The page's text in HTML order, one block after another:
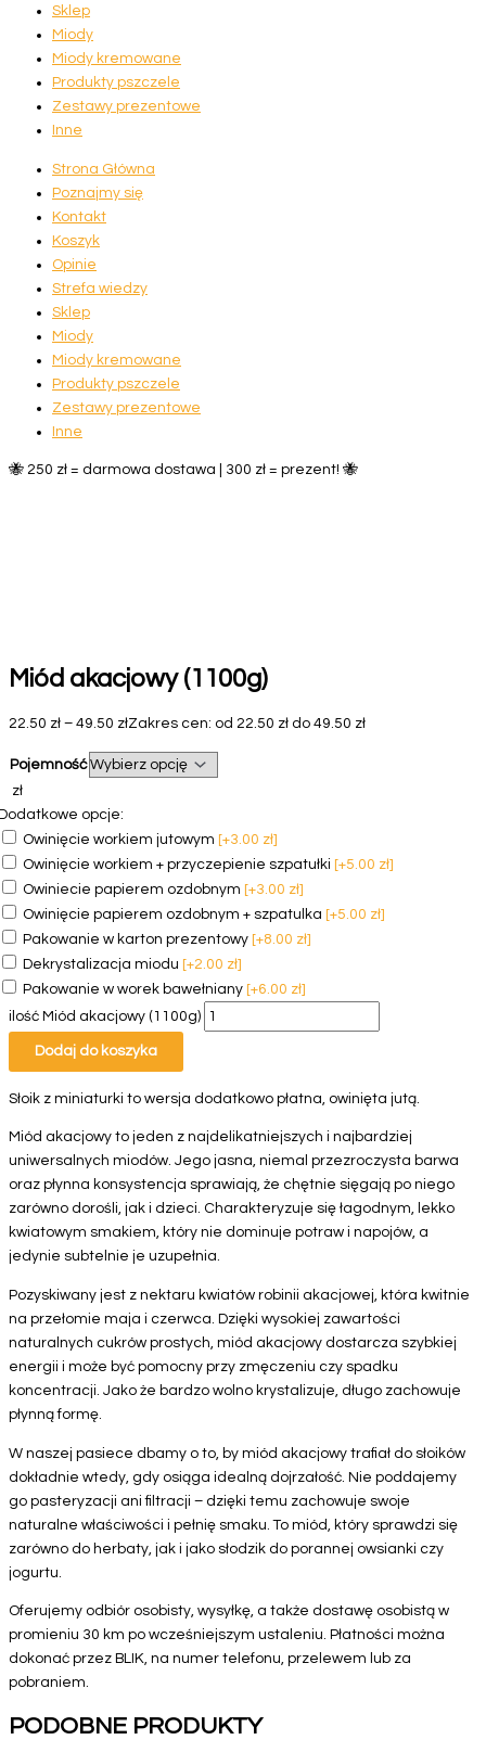
Sklep
Miody
Miody kremowane
Produkty pszczele
Zestawy prezentowe
Inne
Strona Główna
Poznajmy się
Kontakt
Koszyk
Opinie
Strefa wiedzy
Sklep
Miody
Miody kremowane
Produkty pszczele
Zestawy prezentowe
Inne
🐝 250 zł = darmowa dostawa | 300 zł = prezent! 🐝
Miód akacjowy (1100g)
22.50 zł – 49.50 złZakres cen: od 22.50 zł do 49.50 zł
Pojemność
zł
opcje:
Owinięcie workiem jutowym [+3.00 zł]
Owinięcie workiem + przyczepienie szpatułki [+5.00 zł]
Owiniecie papierem ozdobnym [+3.00 zł]
Owinięcie papierem ozdobnym + szpatulka [+5.00 zł]
Pakowanie w karton prezentowy [+8.00 zł]
Dekrystalizacja miodu [+2.00 zł]
Pakowanie w worek bawełniany [+6.00 zł]
ilość Miód akacjowy (1100g)
Dodaj do koszyka
Słoik z miniaturki to wersja dodatkowo płatna, owinięta jutą.
Miód akacjowy to jeden z najdelikatniejszych i najbardziej
uniwersalnych miodów. Jego jasna, niemal przezroczysta barwa
oraz płynna konsystencja sprawiają, że chętnie sięgają po niego
zarówno dorośli, jak i dzieci. Charakteryzuje się łagodnym, lekko
kwiatowym smakiem, który nie dominuje potraw i napojów, a
jedynie subtelnie je uzupełnia.
Pozyskiwany jest z nektaru kwiatów robinii akacjowej, która kwitnie
na przełomie maja i czerwca. Dzięki wysokiej zawartości
naturalnych cukrów prostych, miód akacjowy dostarcza szybkiej
energii i może być pomocny przy zmęczeniu czy spadku
koncentracji. Jako że bardzo wolno krystalizuje, długo zachowuje
płynną formę.
W naszej pasiece dbamy o to, by miód akacjowy trafiał do słoików
dokładnie wtedy, gdy osiąga idealną dojrzałość. Nie poddajemy
go pasteryzacji ani filtracji – dzięki temu zachowuje swoje
naturalne właściwości i pełnię smaku. To miód, który sprawdzi się
zarówno do herbaty, jak i jako słodzik do porannej owsianki czy
jogurtu.
Oferujemy odbiór osobisty, wysyłkę, a także dostawę osobistą w
promieniu 30 km po wcześniejszym ustaleniu. Płatności można
dokonać przez BLIK, na numer telefonu, przelewem lub za
pobraniem.
PODOBNE PRODUKTY